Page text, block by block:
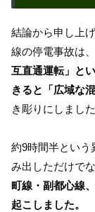
結論から申し上
線の停電事故は
互直通運転」と
きると「広域な
き彫りにしました
約9時間半という
み出しただけでな
町線・副都心線
起こしました。